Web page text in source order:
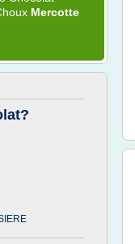
Mercotte